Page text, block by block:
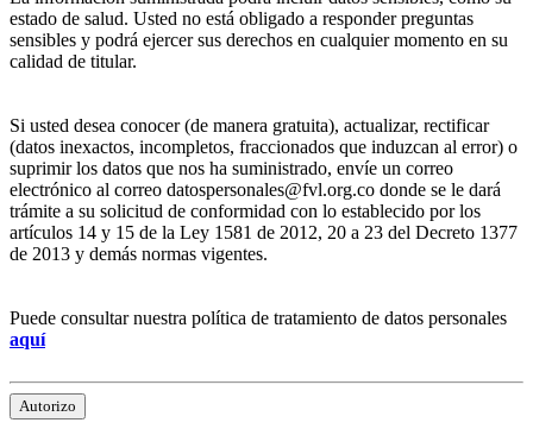
estado de salud. Usted no está obligado a responder preguntas
sensibles y podrá ejercer sus derechos en cualquier momento en su
calidad de titular.
Si usted desea conocer (de manera gratuita), actualizar, rectificar
(datos inexactos, incompletos, fraccionados que induzcan al error) o
suprimir los datos que nos ha suministrado, envíe un correo
electrónico al correo datospersonales@fvl.org.co donde se le dará
trámite a su solicitud de conformidad con lo establecido por los
artículos 14 y 15 de la Ley 1581 de 2012, 20 a 23 del Decreto 1377
de 2013 y demás normas vigentes.
Puede consultar nuestra política de tratamiento de datos personales
aquí
Autorizo